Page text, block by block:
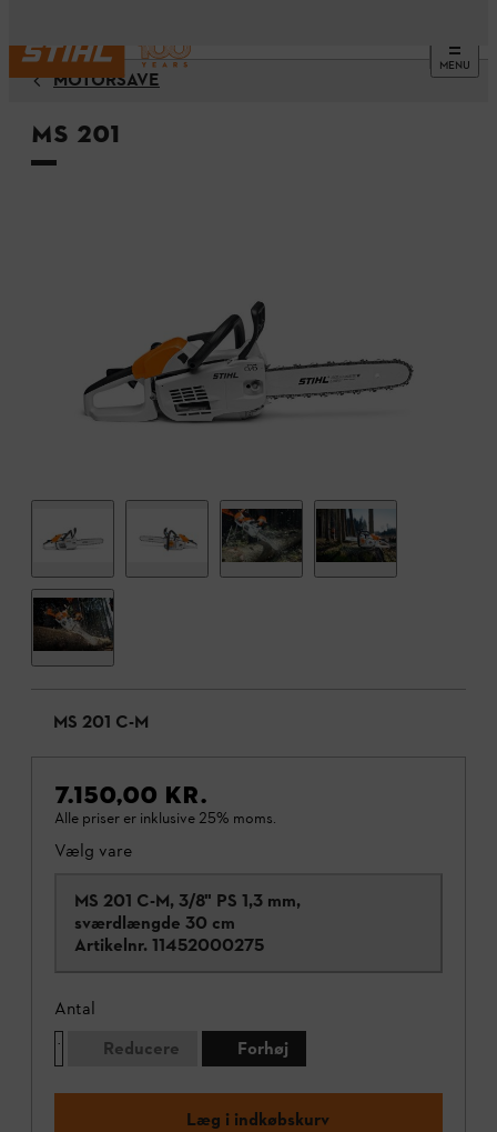
MENU
MOTORSAVE
MS 201
MS 201 C-M
7.150,00 KR.
Alle priser er inklusive 25% moms.
Vælg vare
MS 201 C-M, 3/8" PS 1,3 mm,
sværdlængde 30 cm
Artikelnr. 11452000275
Antal
Reducere
Forhøj
Læg i indkøbskurv